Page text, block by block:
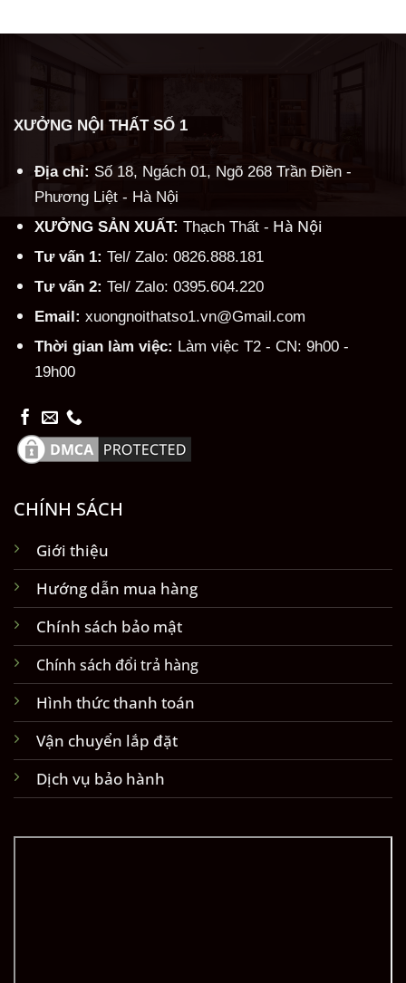
XƯỞNG NỘI THẤT SỐ 1
Địa chỉ: Số 18, Ngách 01, Ngõ 268 Trần Điền -
Phương Liệt - Hà Nội
XƯỞNG SẢN XUẤT: Thạch Thất - Hà Nội
Tư vấn 1: Tel/ Zalo: 0826.888.181
Tư vấn 2: Tel/ Zalo: 0395.604.220
Email: xuongnoithatso1.vn@Gmail.com
Thời gian làm việc: Làm việc T2 - CN: 9h00 -
19h00
CHÍNH SÁCH
Giới thiệu
Hướng dẫn mua hàng
Chính sách bảo mật
Chính sách đổi trả hàng
Hình thức thanh toán
Vận chuyển lắp đặt
Dịch vụ bảo hành